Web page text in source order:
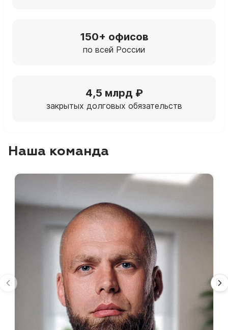
150+ офисов
по всей России
4,5 млрд ₽
закрытых долговых обязательств
Наша команда